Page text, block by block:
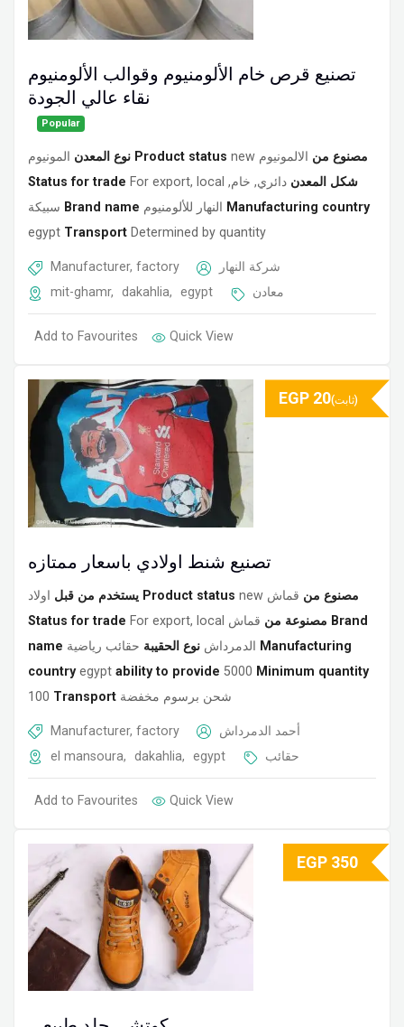
تصنيع قرص خام الألومنيوم وقوالب الألومنيوم
نقاء عالي الجودة
Popular
نوع المعدن المونيوم Product status new مصنوع من الالمونيوم
Status for trade For export, local شكل المعدن دائري, خام,
سبيكة Brand name النهار للألومنيوم Manufacturing country
egypt Transport Determined by quantity
Manufacturer, factory
شركة النهار
mit-ghamr, dakahlia, egypt معادن
Add to Favourites Quick View
تصنيع شنط اولادي باسعار ممتازه
يستخدم من قبل اولاد Product status new مصنوع من قماش
Status for trade For export, local مصنوعة من قماش
Brand
name
الدمرداش نوع الحقيبة حقائب رياضية
Manufacturing
country egypt ability to provide 5000 Minimum quantity
100 Transport شحن برسوم مخفضة
Manufacturer, factory
أحمد الدمرداش
el mansoura, dakahlia, egypt حقائب
Add to Favourites Quick View
EGP 20 (ثابت)
EGP 350